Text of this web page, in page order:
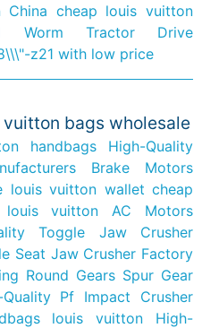
cheap louis vuitton
Worm Tractor Drive
z21 with low price
bags wholesale
handbags
High-Quality
Brake Motors
louis vuitton wallet cheap
louis vuitton
AC Motors
Toggle Jaw Crusher
Seat Jaw Crusher Factory
Round Gears Spur Gear
Quality Pf Impact Crusher
louis vuitton
High-